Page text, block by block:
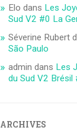
Elo dans Les
Sud V2 #0 La
Séverine Rubert
São Paulo
admin dans Les
du Sud V2 Brésil
ARCHIVES